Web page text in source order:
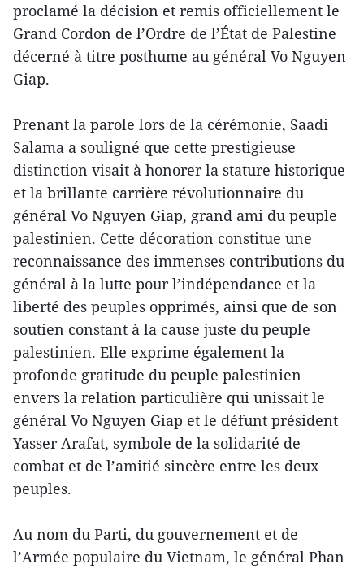
proclamé la décision et remis officiellement le
Grand Cordon de l’Ordre de l’État de Palestine
décerné à titre posthume au général Vo Nguyen
Giap.
Prenant la parole lors de la cérémonie, Saadi
Salama a souligné que cette prestigieuse
distinction visait à honorer la stature historique
et la brillante carrière révolutionnaire du
général Vo Nguyen Giap, grand ami du peuple
palestinien. Cette décoration constitue une
reconnaissance des immenses contributions du
général à la lutte pour l’indépendance et la
liberté des peuples opprimés, ainsi que de son
soutien constant à la cause juste du peuple
palestinien. Elle exprime également la
profonde gratitude du peuple palestinien
envers la relation particulière qui unissait le
général Vo Nguyen Giap et le défunt président
Yasser Arafat, symbole de la solidarité de
combat et de l’amitié sincère entre les deux
peuples.
Au nom du Parti, du gouvernement et de
l’Armée populaire du Vietnam, le général Phan